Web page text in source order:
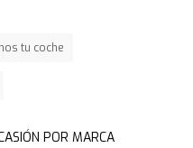
tu coche
POR MARCA